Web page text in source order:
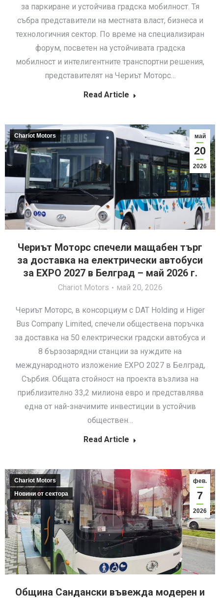
за паркиране и устойчива градска мобилност. Тя
събра представители на местната власт, бизнеса и
технологичния сектор. По време на специализиран
форум, посветен на устойчивата градска
мобилност и интелигентните транспортни решения,
представителят на Чериът Моторс…
Read Article
Чериът Моторс спечели мащабен търг
за доставка на електрически автобуси
за EXPO 2027 в Белград – май 2026 г.
Chariot Motors май 20, 2026
май
20
2026
Chariot Motors
Чериът Моторс, в консорциум с DAT Holding и Higer
Bus Company Limited, спечели обществена поръчка
за доставка на 50 електрически градски автобуса и
8 бързозарядни станции за нуждите на
международното изложение EXPO 2027 в Белград,
Сърбия. Общата стойност на проекта възлиза на
приблизително 33,2 милиона евро и представлява
една от най-значимите инвестиции в устойчив
обществен…
Read Article
Община Сандански въвежда модерен и
фев.
7
2026
Chariot Motors
Новини от сектора